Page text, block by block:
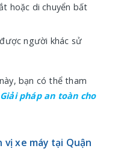
hoặc di chuyển bất
người khác sử
bạn có thể tham
pháp an toàn cho
vị xe máy tại Quận